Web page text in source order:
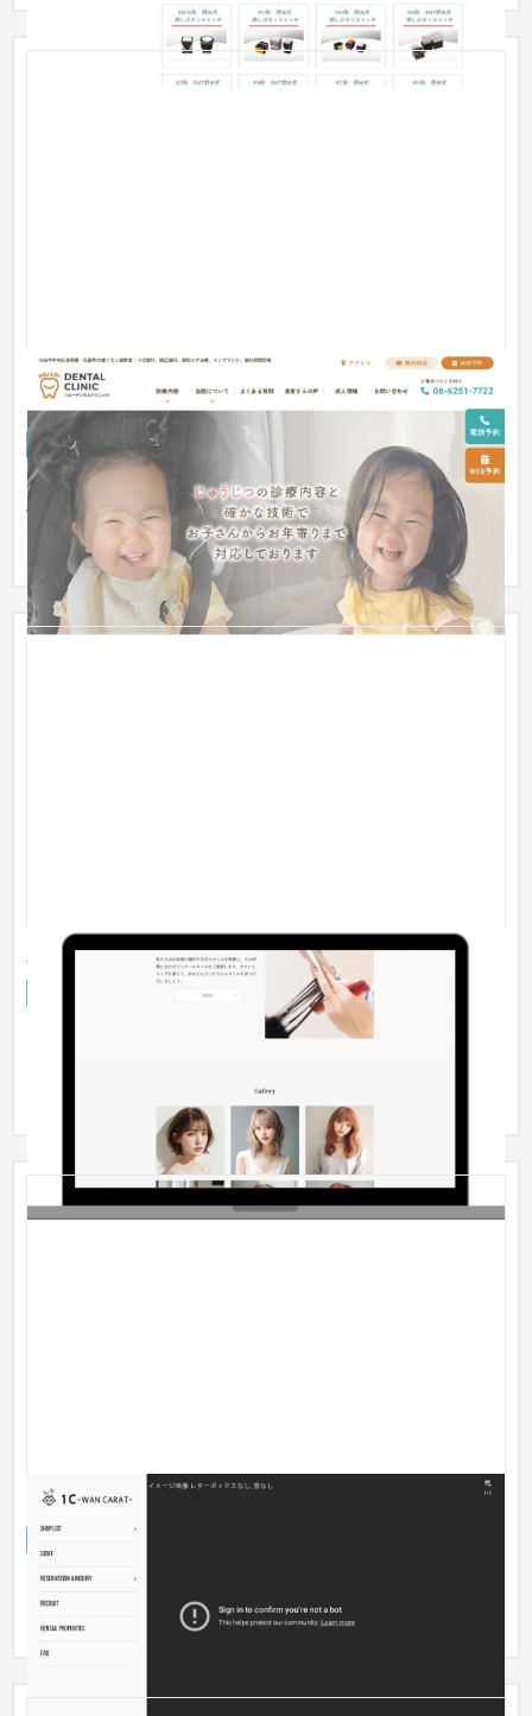
医療法人三咲会 ハローデンタルクリニック ホームペ
ージ
企業サイト 歯科医院 101〜150万円
ターゲットを子供とその両親として、親しみやすいデザインを
制作しました。使用している写真は実際に医院で撮影したもの
で、子供...
美容室サイト
美容室・サロン 〜30万円
【守秘義務の都合、実装例を一部修正して掲載】 美容室らし
1C -WAN CARAT-
トリミングサロン、ペットホテル事業を運営する1C -WAN
CARAT-様のコーポレートサイトを作成しました。